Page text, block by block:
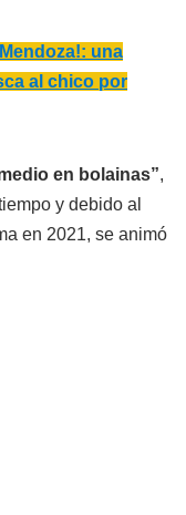
una
al chico por
en bolainas”,
y debido al
en 2021, se animó